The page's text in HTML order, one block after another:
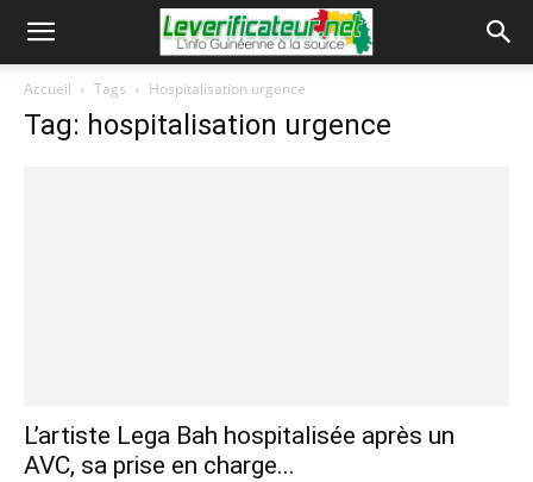
Accueil Tags Hospitalisation urgence
Tag: hospitalisation urgence
L’artiste Lega Bah hospitalisée après un
AVC, sa prise en charge...